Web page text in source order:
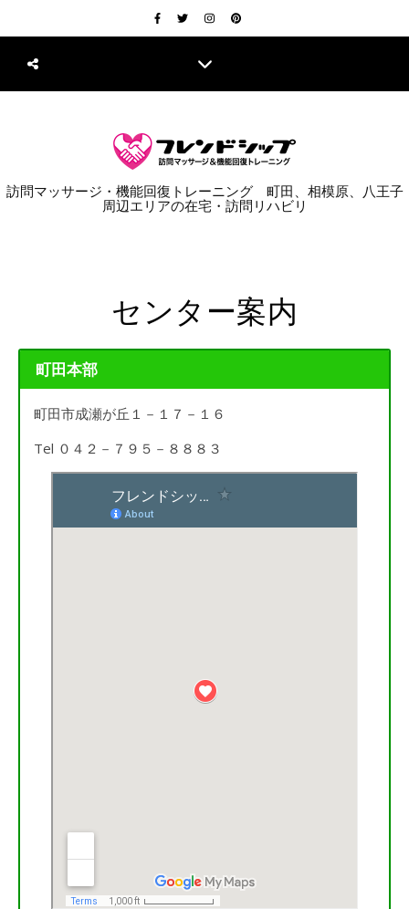
訪問マッサージ・機能回復トレーニング 町田、相模原、八王子
周辺エリアの在宅・訪問リハビリ
センター案内
町田本部
町田市成瀬が丘１－１７－１６
Tel ０４２－７９５－８８８３